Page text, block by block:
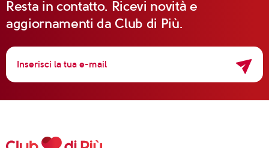
Resta in contatto. Ricevi novità e
aggiornamenti da Club di Più.